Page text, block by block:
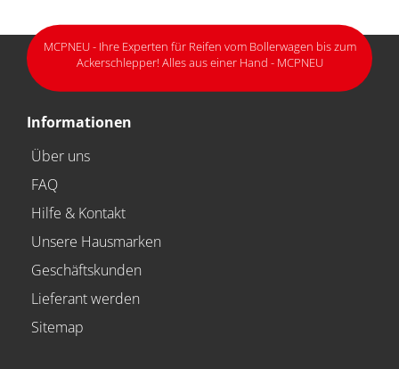
MCPNEU - Ihre Experten für Reifen vom Bollerwagen bis zum
Ackerschlepper! Alles aus einer Hand - MCPNEU
Informationen
Über uns
FAQ
Hilfe & Kontakt
Unsere Hausmarken
Geschäftskunden
Lieferant werden
Sitemap